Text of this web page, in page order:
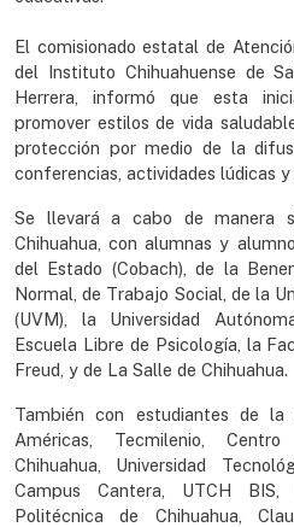
El comisionado estatal de
del Instituto Chihuahuense de
Herrera, informó que esta
promover estilos de vida
protección por medio de la
conferencias, actividades lúdicas y
Se llevará a cabo de manera
Chihuahua, con alumnas y
del Estado (Cobach), de la
Normal, de Trabajo Social, de la
(UVM), la Universidad
Escuela Libre de Psicología, la
Freud, y de La Salle de Chihuahua.
También con estudiantes de la
Américas, Tecmilenio,
Chihuahua, Universidad
Campus Cantera, UTCH BIS,
Politécnica de Chihuahua,